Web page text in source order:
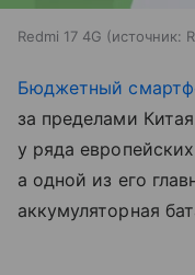
Redmi 17 4G источник:
Бюджетный
за пределами
у ряда
а одной из его
аккумуляторная